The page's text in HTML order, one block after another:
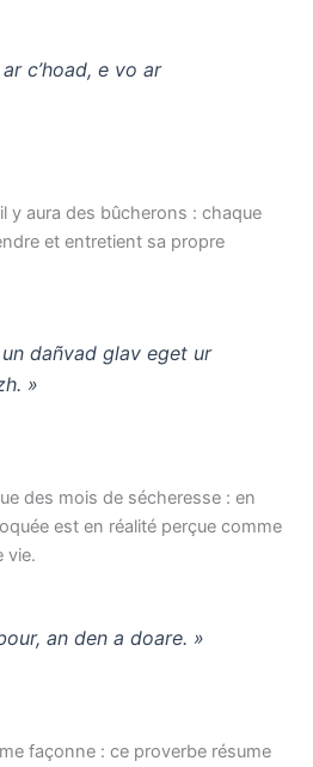
c’hoad, e vo ar
y aura des bûcherons : chaque
et entretient sa propre
un dañvad glav eget ur
»
des mois de sécheresse : en
est en réalité perçue comme
vie.
an den a doare. »
façonne : ce proverbe résume